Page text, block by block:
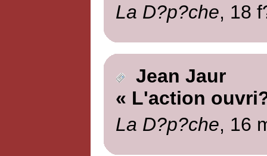
La D?p?che, 18
Jean Jaur
« L'action
La D?p?che, 16